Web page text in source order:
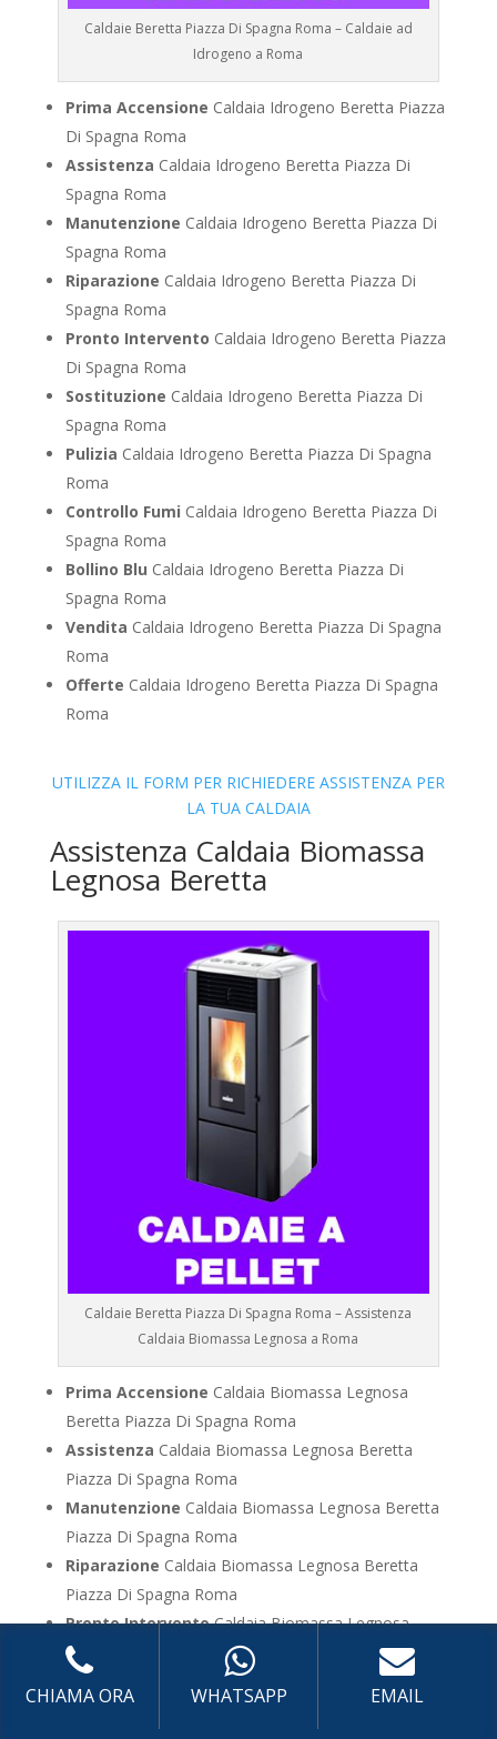
Caldaie Beretta Piazza Di Spagna Roma – Caldaie ad
Idrogeno a Roma
Prima Accensione Caldaia Idrogeno Beretta Piazza
Di Spagna Roma
Assistenza Caldaia Idrogeno Beretta Piazza Di
Spagna Roma
Manutenzione Caldaia Idrogeno Beretta Piazza Di
Spagna Roma
Riparazione Caldaia Idrogeno Beretta Piazza Di
Spagna Roma
Pronto Intervento Caldaia Idrogeno Beretta Piazza
Di Spagna Roma
Sostituzione Caldaia Idrogeno Beretta Piazza Di
Spagna Roma
Pulizia Caldaia Idrogeno Beretta Piazza Di Spagna
Roma
Controllo Fumi Caldaia Idrogeno Beretta Piazza Di
Spagna Roma
Bollino Blu Caldaia Idrogeno Beretta Piazza Di
Spagna Roma
Vendita Caldaia Idrogeno Beretta Piazza Di Spagna
Roma
Offerte Caldaia Idrogeno Beretta Piazza Di Spagna
Roma
UTILIZZA IL FORM PER RICHIEDERE ASSISTENZA PER
LA TUA CALDAIA
Assistenza Caldaia Biomassa
Legnosa Beretta
Caldaie Beretta Piazza Di Spagna Roma – Assistenza
Caldaia Biomassa Legnosa a Roma
Prima Accensione Caldaia Biomassa Legnosa
Beretta Piazza Di Spagna Roma
Assistenza Caldaia Biomassa Legnosa Beretta
Piazza Di Spagna Roma
Manutenzione Caldaia Biomassa Legnosa Beretta
Piazza Di Spagna Roma
Riparazione Caldaia Biomassa Legnosa Beretta
Piazza Di Spagna Roma
Pronto InterventoCaldaia Biomassa Legnosa
Beretta Piazza Di Spagna Roma
Sostituzione
Caldaia Biomassa Legnosa Beretta
Piazza Di Spagna Roma
CHIAMA ORA WHATSAPP EMAIL